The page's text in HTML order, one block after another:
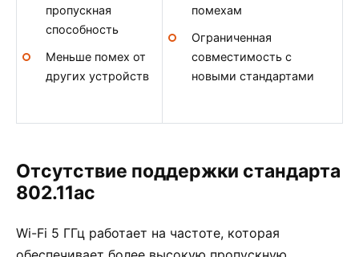
пропускная
способность
Меньше помех от
других устройств
помехам
Ограниченная
совместимость с
новыми стандартами
Отсутствие поддержки стандарта
802.11ac
Wi-Fi 5 ГГц работает на частоте, которая